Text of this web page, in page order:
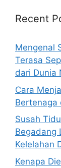
h
r
:
Recent
Mengenal
Terasa
dari Dunia
Cara
Bertenaga
Susah
Begadang
Kelelahan
Kenapa